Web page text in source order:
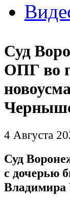
Суд
ОПГ во
4 Августа
Суд
с дочерью